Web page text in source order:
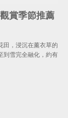
賞季節推薦
田，浸沉在薰衣草的
到雪完全融化，約有